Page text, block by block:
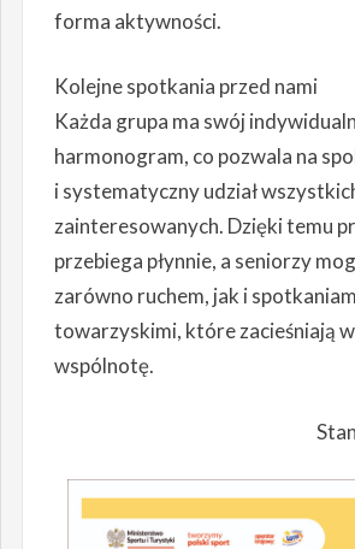
forma aktywności.
Kolejne spotkania przed nami
Każda grupa ma swój
harmonogram, co pozwala na
i systematyczny udział
zainteresowanych. Dzięki temu
przebiega płynnie, a seniorzy
zarówno ruchem, jak i
towarzyskimi, które zacieśniają
wspólnotę.